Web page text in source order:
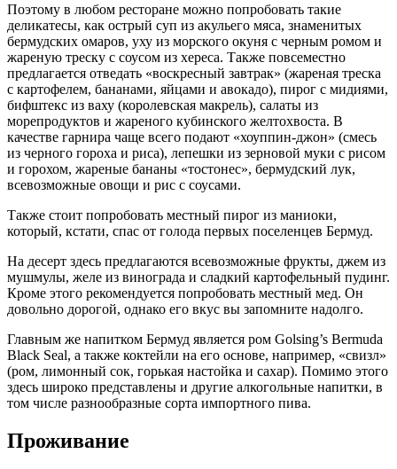
Поэтому в любом ресторане можно попробовать такие
деликатесы, как острый суп из акульего мяса, знаменитых
бермудских омаров, уху из морского окуня с черным ромом и
жареную треску с соусом из хереса. Также повсеместно
предлагается отведать «воскресный завтрак» (жареная треска
с картофелем, бананами, яйцами и авокадо), пирог с мидиями,
бифштекс из ваху (королевская макрель), салаты из
морепродуктов и жареного кубинского желтохвоста. В
качестве гарнира чаще всего подают «хоуппин-джон» (смесь
из черного гороха и риса), лепешки из зерновой муки с рисом
и горохом, жареные бананы «тостонес», бермудский лук,
всевозможные овощи и рис с соусами.
Также стоит попробовать местный пирог из маниоки,
который, кстати, спас от голода первых поселенцев Бермуд.
На десерт здесь предлагаются всевозможные фрукты, джем из
мушмулы, желе из винограда и сладкий картофельный пудинг.
Кроме этого рекомендуется попробовать местный мед. Он
довольно дорогой, однако его вкус вы запомните надолго.
Главным же напитком Бермуд является ром Golsing’s Bermuda
Black Seal, а также коктейли на его основе, например, «свизл»
(ром, лимонный сок, горькая настойка и сахар). Помимо этого
здесь широко представлены и другие алкогольные напитки, в
том числе разнообразные сорта импортного пива.
Проживание